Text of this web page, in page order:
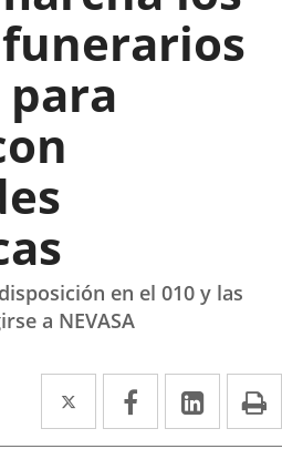
en el 010 y las
a NEVASA
Twitter
Enlace
a
Facebook
Enlace
a
Enlace
a